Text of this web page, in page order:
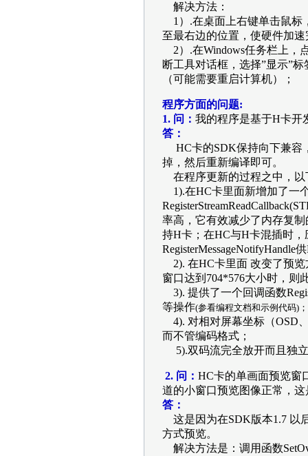
解决方法：
1）.在桌面上右键单击鼠标
至最右边的位置，使硬件加
2）.在Windows任务栏上，
断工具对话框，选择”显示”
（可能需要重启计算机）；
程序方面的问题:
1. 问： 我的程序是基于H卡开
答：
HC卡的SDK保持向下兼容
掉，然后重新编译即可。
在程序更新的过程之中，
1).在HC卡里面新增加了一
率高，它有效减少了内存复
持H卡；在HC与H卡混插时，
RegisterMessageNotifyHandle
2). 在HC卡里面 改变了预览
窗口达到704*576大小时，则
3). 提供了一个回调函数
等操作(参看编程文档和示例代码)；
4). 对相对屏幕坐标（OSD
而不管编码格式；
5).双码流完全放开而且独
2. 问： HC卡的单画面预览窗
道的小窗口预览图像正常，
答：
这是因为在SDK版本1.7 以
方式预览。
解决方法是：调用函数